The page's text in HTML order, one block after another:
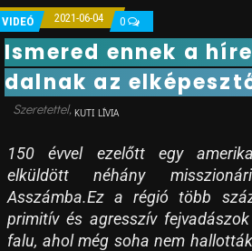
VIDEÓ 2021-06-04 0
Ismered ennek a
dalnak az
KUTI LÍVIA
150 évvel ezelőtt egy
elküldött néhány
Asszámba.Ez a régió több
primitív és agresszív
falu, ahol még soha nem